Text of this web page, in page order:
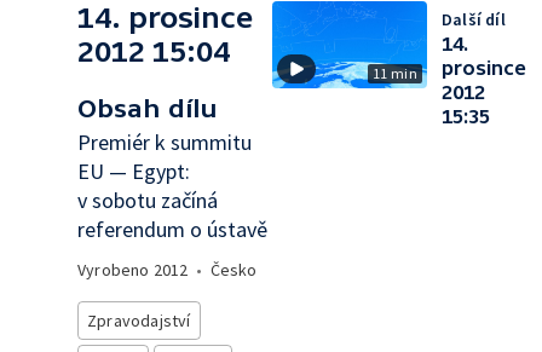
14. prosince
2012 15:04
Obsah dílu
Premiér k summitu
EU — Egypt:
v sobotu začíná
referendum o ústavě
Vyrobeno 2012 • Česko
Zpravodajství
11 min
Další díl
14.
prosince
2012
15:35